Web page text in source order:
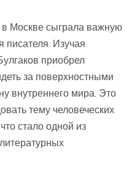
в Москве сыграла важную
писателя. Изучая
приобрел
за поверхностными
внутреннего мира. Это
тему человеческих
стало одной из